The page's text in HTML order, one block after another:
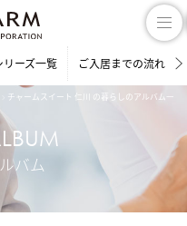
リーズ一覧 ご入居までの流れ
チャームスイート 仁川 の暮らしのアルバム一覧
バム